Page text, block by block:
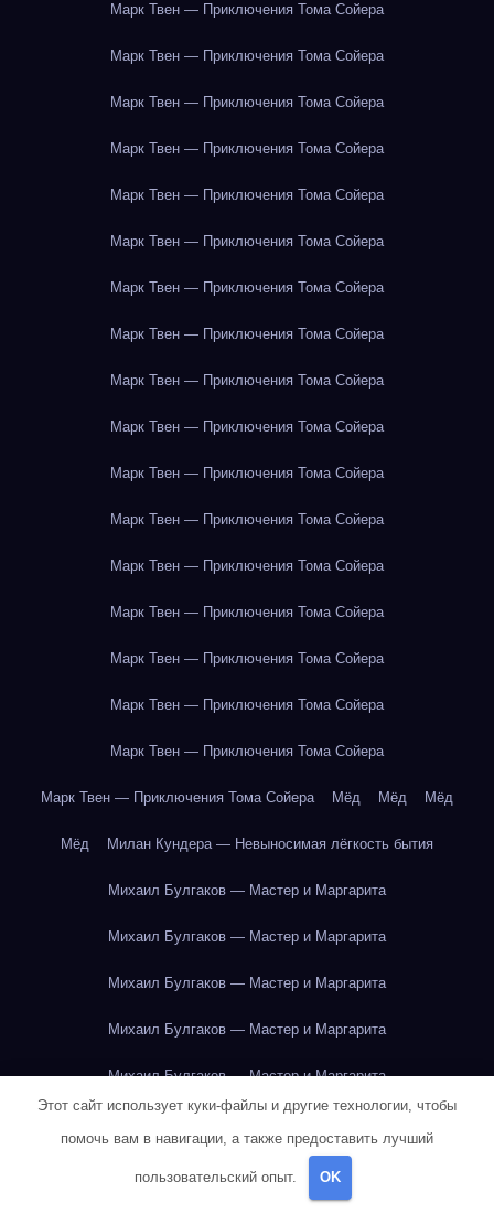
Марк Твен — Приключения Тома Сойера
Марк Твен — Приключения Тома Сойера
Марк Твен — Приключения Тома Сойера
Марк Твен — Приключения Тома Сойера
Марк Твен — Приключения Тома Сойера
Марк Твен — Приключения Тома Сойера
Марк Твен — Приключения Тома Сойера
Марк Твен — Приключения Тома Сойера
Марк Твен — Приключения Тома Сойера
Марк Твен — Приключения Тома Сойера
Марк Твен — Приключения Тома Сойера
Марк Твен — Приключения Тома Сойера
Марк Твен — Приключения Тома Сойера
Марк Твен — Приключения Тома Сойера
Марк Твен — Приключения Тома Сойера
Марк Твен — Приключения Тома Сойера
Марк Твен — Приключения Тома Сойера
Марк Твен — Приключения Тома Сойера Мёд Мёд Мёд
Мёд Милан Кундера — Невыносимая лёгкость бытия
Михаил Булгаков — Мастер и Маргарита
Михаил Булгаков — Мастер и Маргарита
Михаил Булгаков — Мастер и Маргарита
Михаил Булгаков — Мастер и Маргарита
Михаил Булгаков — Мастер и Маргарита
Михаил Булгаков — Мастер и Маргарита
Этот сайт использует куки-файлы и другие технологии, чтобы
помочь вам в навигации, а также предоставить лучший
пользовательский опыт. OK